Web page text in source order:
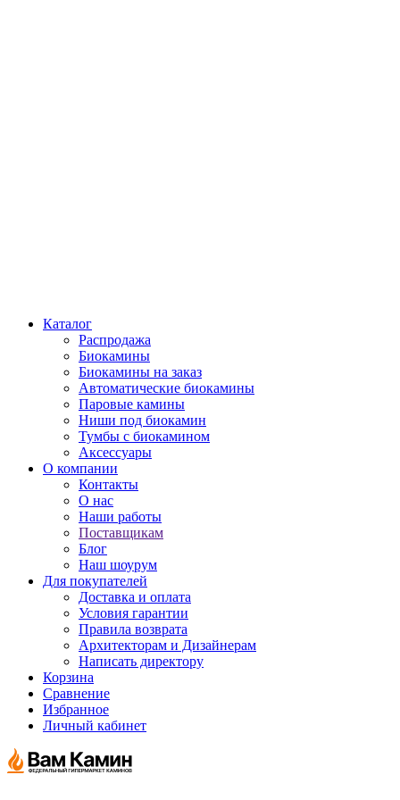
Каталог
Распродажа
Биокамины
Биокамины на заказ
Автоматические биокамины
Паровые камины
Ниши под биокамин
Тумбы с биокамином
Аксессуары
О компании
Контакты
О нас
Наши работы
Поставщикам
Блог
Наш шоурум
Для покупателей
Доставка и оплата
Условия гарантии
Правила возврата
Архитекторам и Дизайнерам
Написать директору
Корзина
Сравнение
Избранное
Личный кабинет